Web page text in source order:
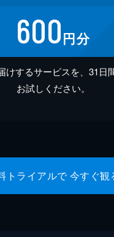
600円分
けするサービスを、31日
お試しください。
トライアルで 今すぐ観